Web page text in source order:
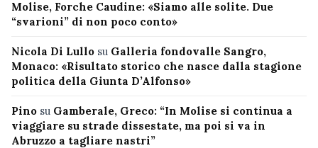
Molise, Forche Caudine: «Siamo alle solite. Due
“svarioni” di non poco conto»
Nicola Di Lullo su Galleria fondovalle Sangro,
Monaco: «Risultato storico che nasce dalla stagione
politica della Giunta D’Alfonso»
Pino su Gamberale, Greco: “In Molise si continua a
viaggiare su strade dissestate, ma poi si va in
Abruzzo a tagliare nastri”